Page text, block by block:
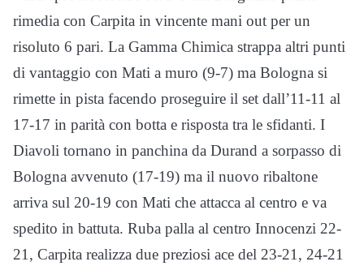
rimedia con Carpita in vincente mani out per un
risoluto 6 pari. La Gamma Chimica strappa altri punti
di vantaggio con Mati a muro (9-7) ma Bologna si
rimette in pista facendo proseguire il set dall’11-11 al
17-17 in parità con botta e risposta tra le sfidanti. I
Diavoli tornano in panchina da Durand a sorpasso di
Bologna avvenuto (17-19) ma il nuovo ribaltone
arriva sul 20-19 con Mati che attacca al centro e va
spedito in battuta. Ruba palla al centro Innocenzi 22-
21, Carpita realizza due preziosi ace del 23-21, 24-21